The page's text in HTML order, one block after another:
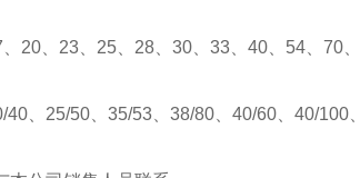
20 23 25 28 30 33 40 54 70
40 25/50 35/53 38/80 40/60 40/100